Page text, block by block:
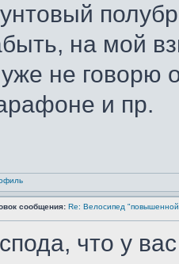
на мой
не говорю
и пр.
сообщения: Re: Велосипед
что у